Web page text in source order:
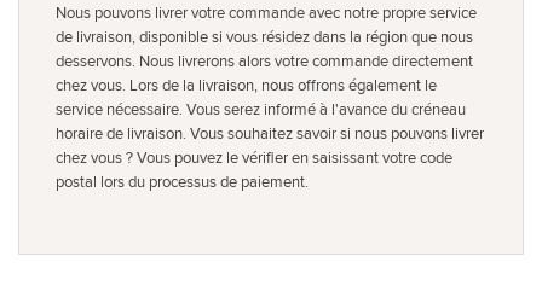
Nous pouvons livrer votre commande avec notre propre service
de livraison, disponible si vous résidez dans la région que nous
desservons. Nous livrerons alors votre commande directement
chez vous. Lors de la livraison, nous offrons également le
service nécessaire. Vous serez informé à l'avance du créneau
horaire de livraison. Vous souhaitez savoir si nous pouvons livrer
chez vous ? Vous pouvez le vérifier en saisissant votre code
postal lors du processus de paiement.